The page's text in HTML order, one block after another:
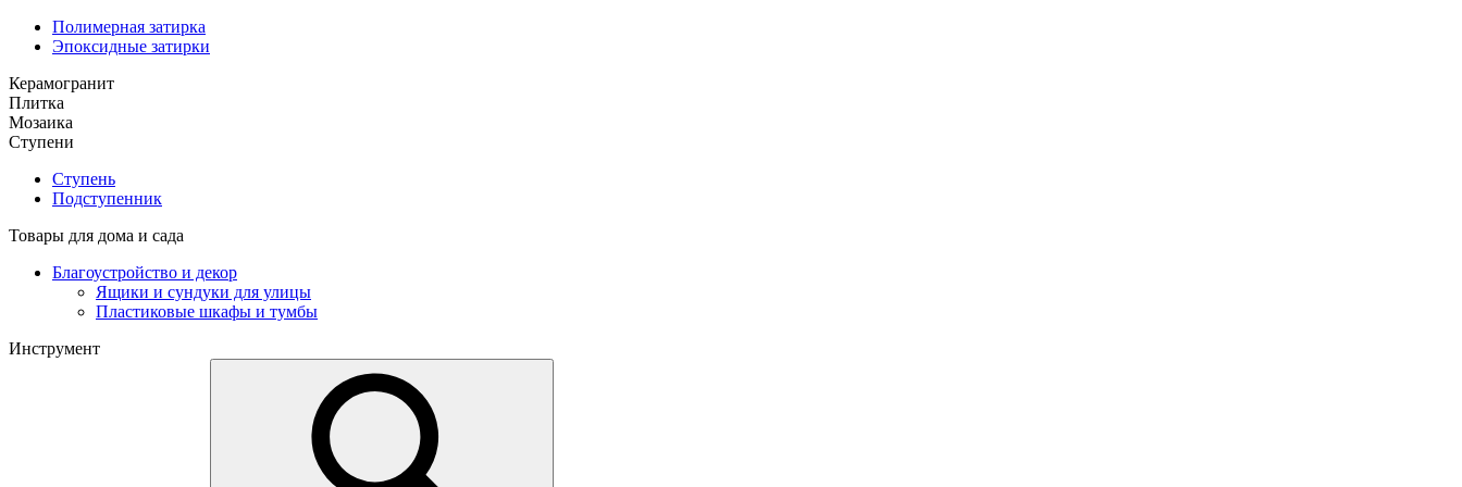
Полимерная затирка
Эпоксидные затирки
Керамогранит
Плитка
Мозаика
Ступени
Ступень
Подступенник
Товары для дома и сада
Благоустройство и декор
Ящики и сундуки для улицы
Пластиковые шкафы и тумбы
Инструмент